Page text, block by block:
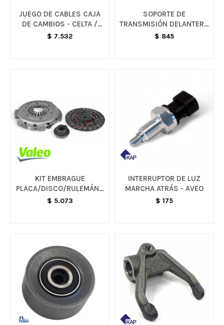
JUEGO DE CABLES CAJA
DE CAMBIOS - CELTA /
CORSA
$ 7.532
SOPORTE DE
TRANSMISIÓN DELANTERO
- SAIL
$ 845
KIT EMBRAGUE
PLACA/DISCO/RULEMÁN -
AGILE / CELTA / CORSA
$ 5.073
INTERRUPTOR DE LUZ
MARCHA ATRÁS - AVEO
$ 175